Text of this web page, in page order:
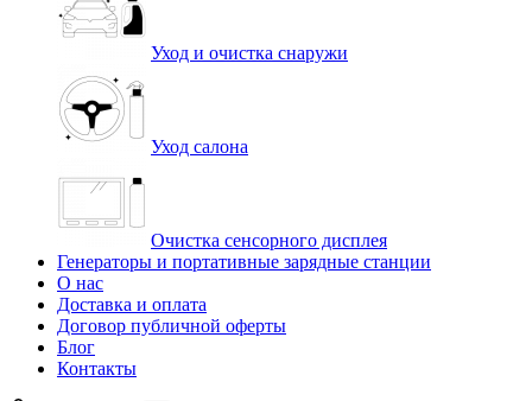
Уход и очистка снаружи
Уход салона
Очистка сенсорного дисплея
Генераторы и портативные зарядные станции
О нас
Доставка и оплата
Договор публичной оферты
Блог
Контакты